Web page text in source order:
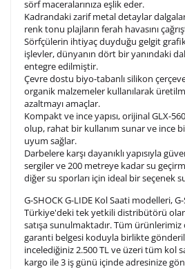
2. Satır
3. Satır
Lütfen font seçiniz
Ön İzleme Kişiselleştir
sebebi ile 1-2 iş günü
tamamlandıktan sonra
Kişiselleştirilmiş
ürünlerde
iade
sörf maceralarınıza eşlik eder.
Kadrandaki zarif metal detaylar
renk tonu plajların ferah havasını
Sörfçülerin ihtiyaç duyduğu gelgit
işlevler, dünyanın dört bir yanındaki
entegre edilmiştir.
Çevre dostu biyo-tabanlı silikon
organik malzemeler kullanılarak
azaltmayı amaçlar.
Kompakt ve ince yapısı, orijinal GLX-
olup, rahat bir kullanım sunar ve ince
uyum sağlar.
Darbelere karşı dayanıklı yapısıyla
sergiler ve 200 metreye kadar su
diğer su sporları için ideal bir seçenek
G-SHOCK G-LIDE Kol Saati modelleri,
Türkiye'deki tek yetkili distribütörü
satışa sunulmaktadır. Tüm
garanti belgesi koduyla birlikte
incelediğiniz 2.500 TL ve üzeri tüm kol
kargo ile 3 iş günü içinde adresinize